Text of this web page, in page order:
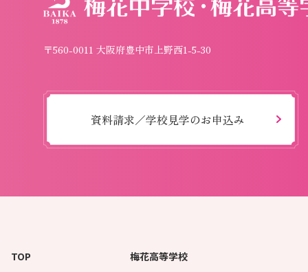
〒560-0011 大阪府豊中市上野西1-5-30
資料請求／学校見学のお申込み
TOP
梅花高等学校